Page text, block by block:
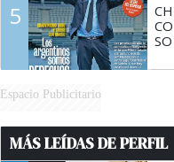
5
Espacio Publicitario
MÁS LEÍDAS DE PERFIL